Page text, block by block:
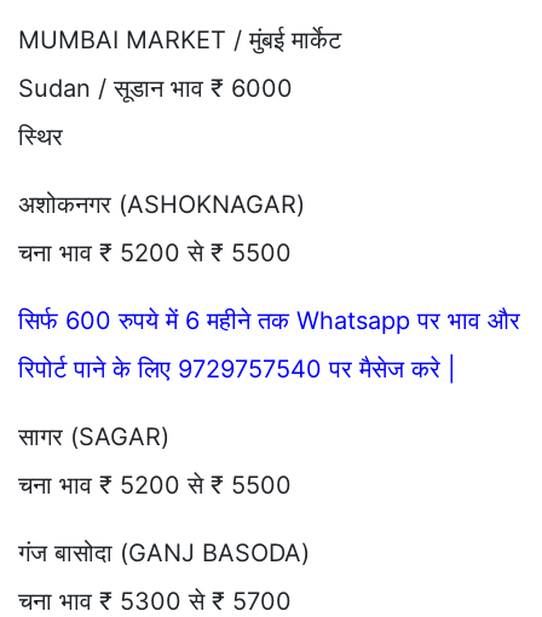
MUMBAI MARKET / मुंबई मार्केट
Sudan / सूडान भाव ₹ 6000
स्थिर
अशोकनगर (ASHOKNAGAR)
चना भाव ₹ 5200 से ₹ 5500
सिर्फ 600 रुपये में 6 महीने तक Whatsapp पर भाव और
रिपोर्ट पाने के लिए 9729757540 पर मैसेज करे |
सागर (SAGAR)
चना भाव ₹ 5200 से ₹ 5500
गंज बासोदा (GANJ BASODA)
चना भाव ₹ 5300 से ₹ 5700